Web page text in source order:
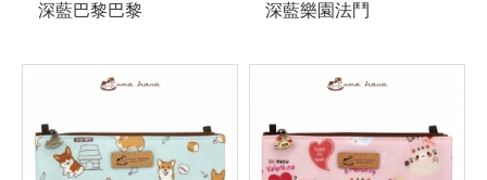
深藍巴黎巴黎 深藍樂園法鬥